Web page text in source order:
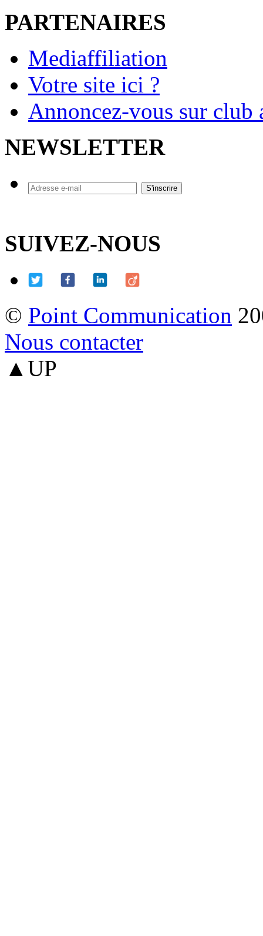
PARTENAIRES
Mediaffiliation
Votre site ici ?
Annoncez-vous sur
NEWSLETTER
SUIVEZ-NOUS
© Point Communication
Nous contacter
▲UP